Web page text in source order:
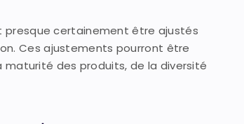
presque certainement être ajustés
Ces ajustements pourront être
des produits, de la diversité